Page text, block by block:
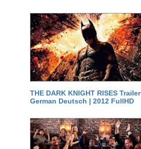
THE DARK KNIGHT RISES Trailer
German Deutsch | 2012 FullHD